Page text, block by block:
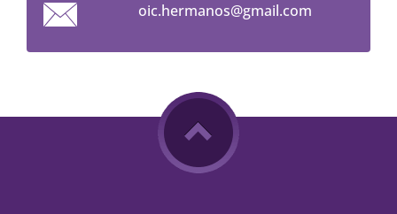
oic.hermanos@gmail.com